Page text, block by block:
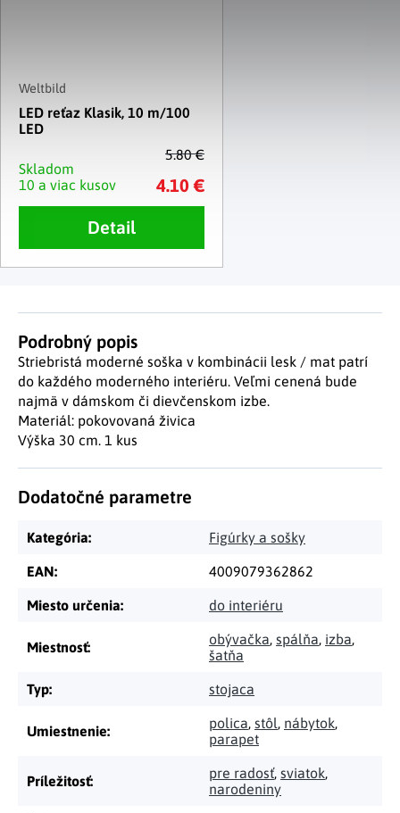
5.80 €
Weltbild
LED reťaz Klasik, 10 m/100
LED
Skladom
10 a viac kusov
4.10 €
Detail
Podrobný popis
Striebristá moderné soška v kombinácii lesk / mat patrí
do každého moderného interiéru. Veľmi cenená bude
najmä v dámskom či dievčenskom izbe.
Materiál: pokovovaná živica
Výška 30 cm. 1 kus
Dodatočné parametre
Kategória: Figúrky a sošky
EAN: 4009079362862
Miesto určenia: do interiéru
Miestnosť: obývačka, spálňa, izba,
šatňa
Typ: stojaca
Umiestnenie: polica, stôl, nábytok,
parapet
Príležitosť: pre radosť, sviatok,
narodeniny